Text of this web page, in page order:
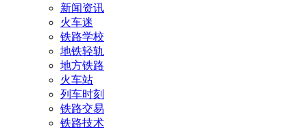
新闻资讯
火车迷
铁路学校
地铁轻轨
地方铁路
火车站
列车时刻
铁路交易
铁路技术